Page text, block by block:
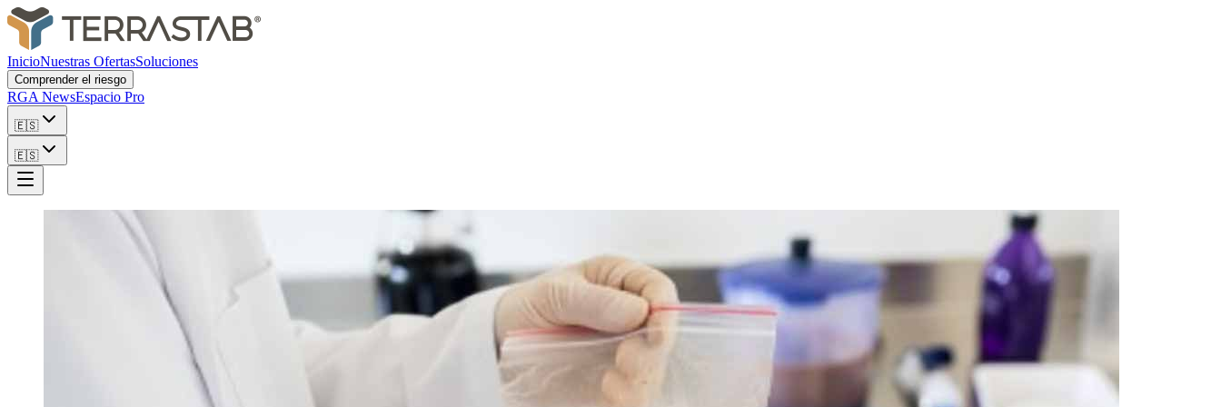
InicioNuestras OfertasSoluciones
Comprender el riesgo
RGA NewsEspacio Pro
🇪🇸
🇪🇸